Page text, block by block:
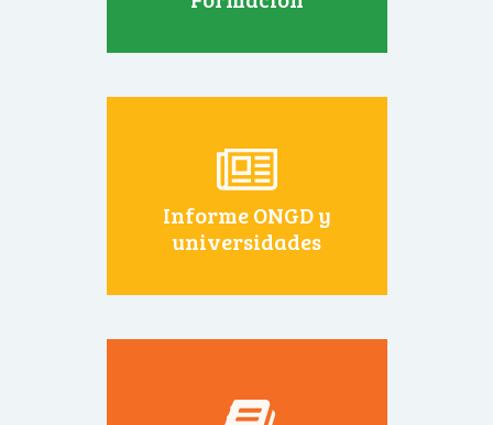
Informe ONGD y
universidades